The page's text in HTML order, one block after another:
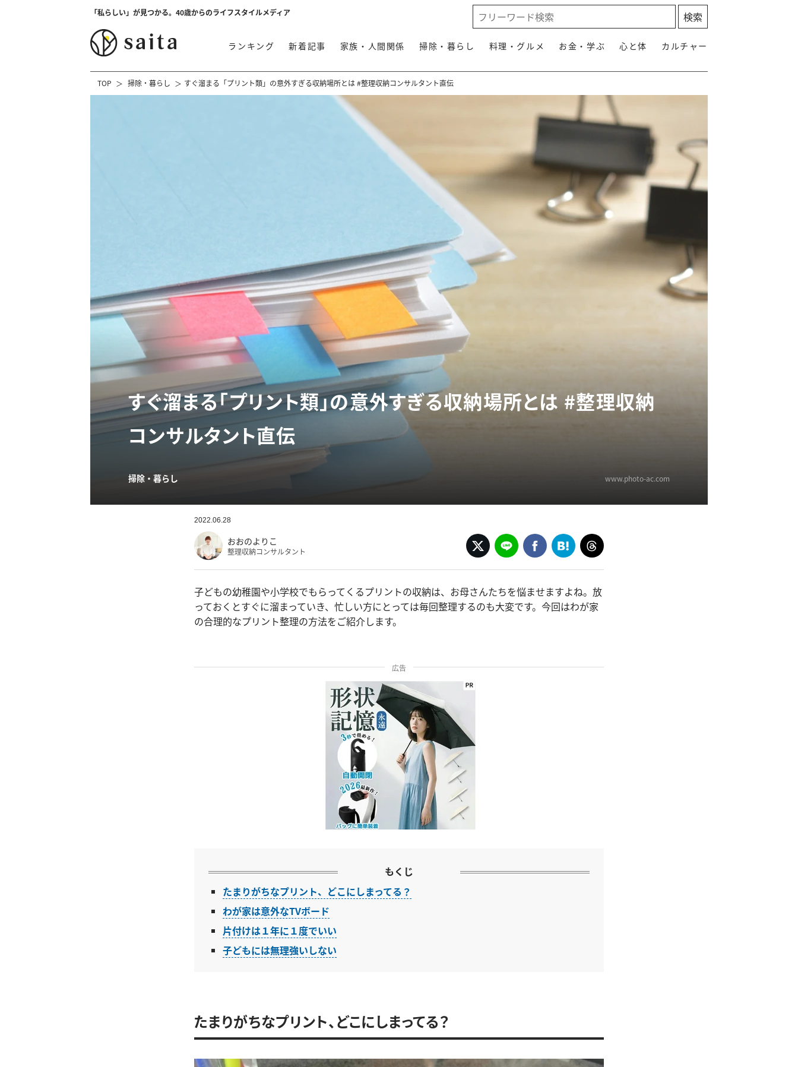
「私らしい」が見つかる。40歳からのライフスタイルメディア
ランキング 新着記事 家族・人間関係 掃除・暮らし 料理・グルメ お金・学ぶ 心と体 カルチャー
TOP 掃除・暮らし すぐ溜まる「プリント類」の意外すぎる収納場所とは #整理収納コンサルタント直伝
すぐ溜まる「プリント類」の意外すぎる収納場所とは #整理収納
コンサルタント直伝
掃除・暮らし www.photo-ac.com
2022.06.28
おおのよりこ
整理収納コンサルタント
子どもの幼稚園や小学校でもらってくるプリントの収納は、お母さんたちを悩ませますよね。放
っておくとすぐに溜まっていき、忙しい方にとっては毎回整理するのも大変です。今回はわが家
の合理的なプリント整理の方法をご紹介します。
広告
もくじ
たまりがちなプリント、どこにしまってる？
わが家は意外なTVボード
片付けは１年に１度でいい
子どもには無理強いしない
たまりがちなプリント、どこにしまってる？